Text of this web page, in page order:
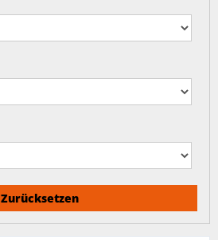
Zurücksetzen